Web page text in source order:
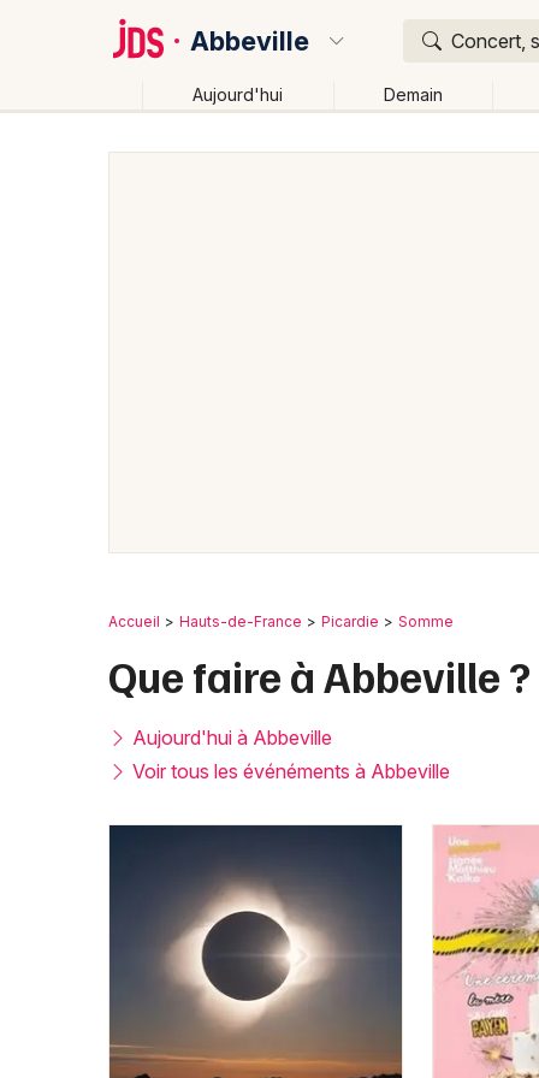
Abbeville Concert,
Aujourd'hui Demain
Accueil Hauts-de-France Picardie Somme
Que faire à Abbeville ?
Aujourd'hui à Abbeville
Voir tous les événéments à Abbeville